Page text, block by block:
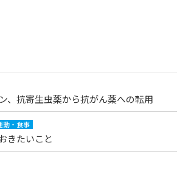
、抗寄生虫薬から抗がん薬への転用
動・食事
きたいこと